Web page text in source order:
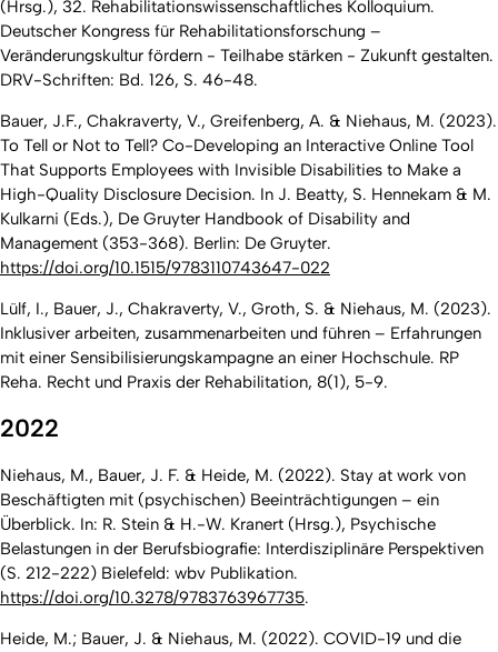
(Hrsg.), 32. Rehabilitationswissenschaftliches Kolloquium.
Deutscher Kongress für Rehabilitationsforschung –
Veränderungskultur fördern - Teilhabe stärken - Zukunft gestalten.
DRV-Schriften: Bd. 126, S. 46-48.
Bauer, J.F., Chakraverty, V., Greifenberg, A. & Niehaus, M. (2023).
To Tell or Not to Tell? Co-Developing an Interactive Online Tool
That Supports Employees with Invisible Disabilities to Make a
High-Quality Disclosure Decision. In J. Beatty, S. Hennekam & M.
Kulkarni (Eds.), De Gruyter Handbook of Disability and
Management (353-368). Berlin: De Gruyter.
https://doi.org/10.1515/9783110743647-022
Lülf, I., Bauer, J., Chakraverty, V., Groth, S. & Niehaus, M. (2023).
Inklusiver arbeiten, zusammenarbeiten und führen – Erfahrungen
mit einer Sensibilisierungskampagne an einer Hochschule. RP
Reha. Recht und Praxis der Rehabilitation, 8(1), 5-9.
2022
Niehaus, M., Bauer, J. F. & Heide, M. (2022). Stay at work von
Beschäftigten mit (psychischen) Beeinträchtigungen – ein
Überblick. In: R. Stein & H.-W. Kranert (Hrsg.), Psychische
Belastungen in der Berufsbiografie: Interdisziplinäre Perspektiven
(S. 212-222) Bielefeld: wbv Publikation.
https://doi.org/10.3278/9783763967735.
Heide, M.; Bauer, J. & Niehaus, M. (2022). COVID-19 und die